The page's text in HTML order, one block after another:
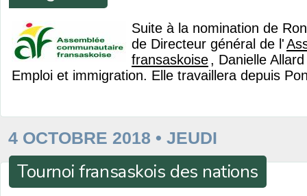
Suite à la nomination de
de Directeur général de l'
fransaskoise, Danielle
Emploi et immigration. Elle travaillera depuis
4 OCTOBRE 2018 • JEUDI
Tournoi fransaskois des nations